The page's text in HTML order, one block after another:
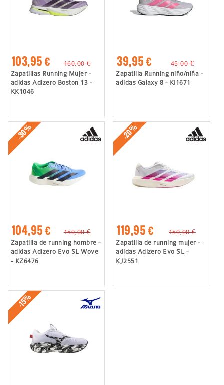
103,95 €
160,00 €
Zapatillas Running Mujer -
adidas Adizero Boston 13 -
KK1046
39,95 €
45,00 €
Zapatilla Running niño/niña -
adidas Galaxy 8 - KI1671
-30%
104,95 €
150,00 €
Zapatilla de running hombre -
adidas Adizero Evo SL Wove
- KZ6476
-20%
119,95 €
150,00 €
Zapatilla de running mujer -
adidas Adizero Evo SL -
KJ2551
-15%